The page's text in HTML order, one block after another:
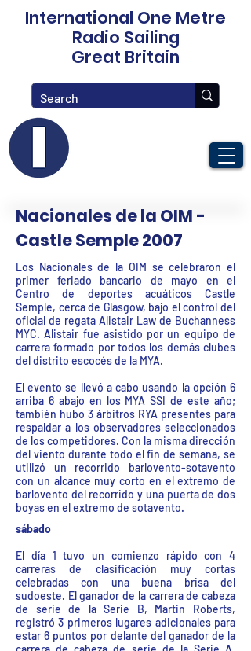
International One Metre
Radio Sailing
Great Britain
Nacionales de la OIM -
Castle Semple 2007
Los Nacionales de la OIM se celebraron el
primer feriado bancario de mayo en el
Centro de deportes acuáticos Castle
Semple, cerca de Glasgow, bajo el control del
oficial de regata Alistair Law de Buchanness
MYC. Alistair fue asistido por un equipo de
carrera formado por todos los demás clubes
del distrito escocés de la MYA.
El evento se llevó a cabo usando la opción 6
arriba 6 abajo en los MYA SSI de este año;
también hubo 3 árbitros RYA presentes para
respaldar a los observadores seleccionados
de los competidores. Con la misma dirección
del viento durante todo el fin de semana, se
utilizó un recorrido barlovento-sotavento
con un alcance muy corto en el extremo de
barlovento del recorrido y una puerta de dos
boyas en el extremo de sotavento.
sábado
El día 1 tuvo un comienzo rápido con 4
carreras de clasificación muy cortas
celebradas con una buena brisa del
sudoeste. El ganador de la carrera de cabeza
de serie de la Serie B, Martin Roberts,
registró 3 primeros lugares adicionales para
estar 6 puntos por delante del ganador de la